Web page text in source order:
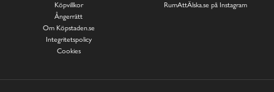
Köpvillkor
Ångerrätt
Om Köpstaden.se
Integritetspolicy
Cookies
RumAttÄlska.se på Instagram